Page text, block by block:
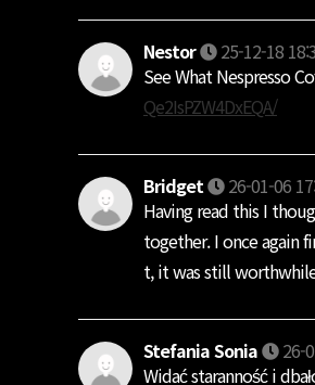
Nestor
25-12-18
See What Nespresso
Qe2IsPZW4DxEQA/
Bridget
26-01-06
Having read this I
together. I once again
t, it was still
Stefania Sonia
26-
Widać staranność i